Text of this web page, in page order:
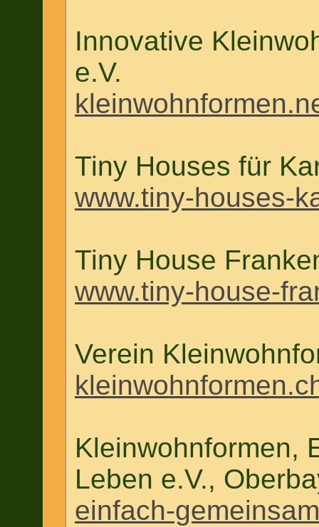
Innovative
e.V.
Tiny Houses für
www.tiny-houses-
Tiny House
www.tiny-house-
Verein
Kleinwohnformen,
Leben e.V.,
einfach-